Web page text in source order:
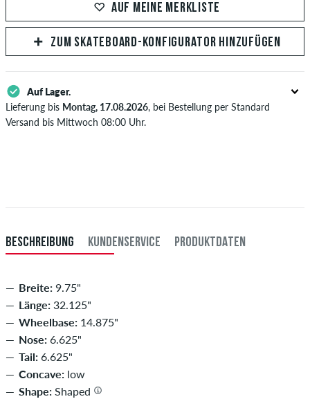
AUF MEINE MERKLISTE
ZUM SKATEBOARD-KONFIGURATOR HINZUFÜGEN
Auf Lager.
Lieferung bis Montag, 17.08.2026, bei Bestellung per Standard
Versand bis Mittwoch 08:00 Uhr.
BESCHREIBUNG KUNDENSERVICE PRODUKTDATEN
Breite: 9.75"
Länge: 32.125"
Wheelbase: 14.875"
Nose: 6.625"
Tail: 6.625"
Concave: low
Shape: Shaped